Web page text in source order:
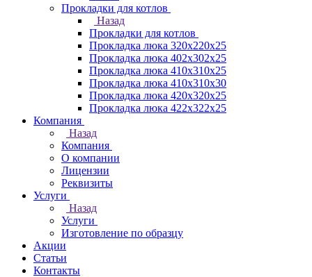
Прокладки для котлов
Назад
Прокладки для котлов
Прокладка люка 320x220x25
Прокладка люка 402x302x25
Прокладка люка 410x310x25
Прокладка люка 410х310х30
Прокладка люка 420x320x25
Прокладка люка 422x322x25
Компания
Назад
Компания
О компании
Лицензии
Реквизиты
Услуги
Назад
Услуги
Изготовление по образцу
Акции
Статьи
Контакты